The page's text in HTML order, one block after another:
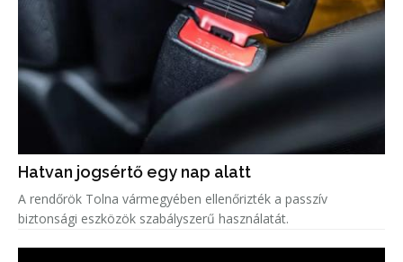
Hatvan jogsértő egy nap alatt
A rendőrök Tolna vármegyében ellenőrizték a passzív
biztonsági eszközök szabályszerű használatát.